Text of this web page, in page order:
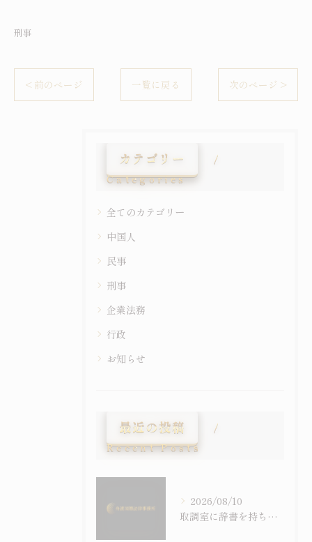
刑事
< 前のページ 一覧に戻る 次のページ >
カテゴリー
Categories
全てのカテゴリー
中国人
民事
刑事
企業法務
行政
お知らせ
最近の投稿
Recent Posts
2026/08/10
取調室に辞書を持ち込む権利はあるか－通訳・黙秘権と比例原則から考える